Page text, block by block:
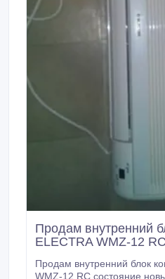
Продам внутренний
ELECTRA WMZ-12 RC
Продам внутренний блок
WMZ-12 RC состояние